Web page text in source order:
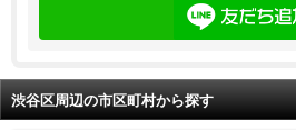
渋谷区周辺の市区町村から探す